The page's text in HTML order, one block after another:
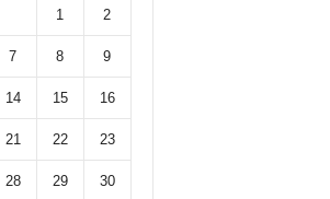
1 2
7 8 9
14 15 16
21 22 23
28 29 30